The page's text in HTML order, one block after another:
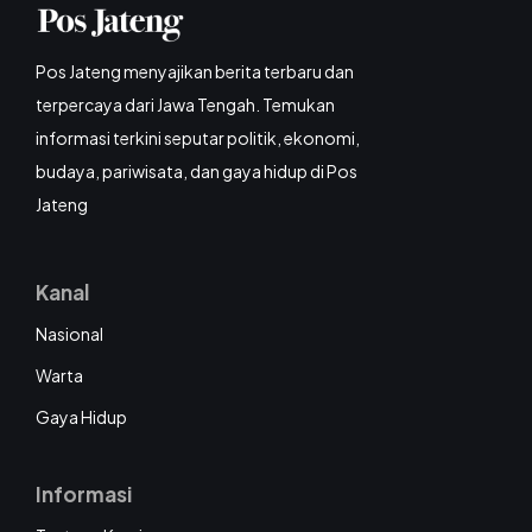
Pos Jateng menyajikan berita terbaru dan
terpercaya dari Jawa Tengah. Temukan
informasi terkini seputar politik, ekonomi,
budaya, pariwisata, dan gaya hidup di Pos
Jateng
Kanal
Nasional
Warta
Gaya Hidup
Informasi